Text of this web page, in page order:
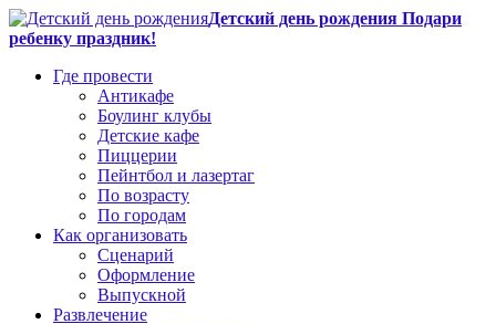
Детский день рождения Подари
ребенку праздник!
Где провести
Антикафе
Боулинг клубы
Детские кафе
Пиццерии
Пейнтбол и лазертаг
По возрасту
По городам
Как организовать
Сценарий
Оформление
Выпускной
Развлечение